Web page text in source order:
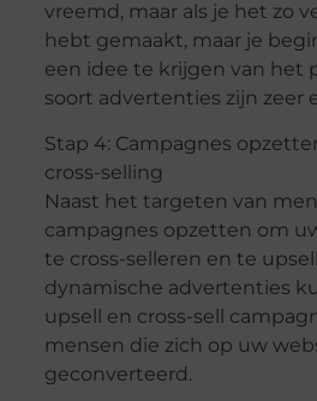
vreemd, maar als je het zo
hebt gemaakt, maar je
een idee te krijgen van het
soort advertenties zijn zeer
Stap 4: Campagnes
cross-selling
Naast het targeten van
campagnes opzetten om
te cross-selleren en te
dynamische advertenties
upsell en cross-sell
mensen die zich op uw
geconverteerd.